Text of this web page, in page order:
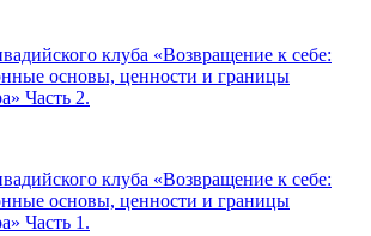
клуба «Возвращение к себе:
основы, ценности и границы
Часть 2.
клуба «Возвращение к себе:
основы, ценности и границы
Часть 1.